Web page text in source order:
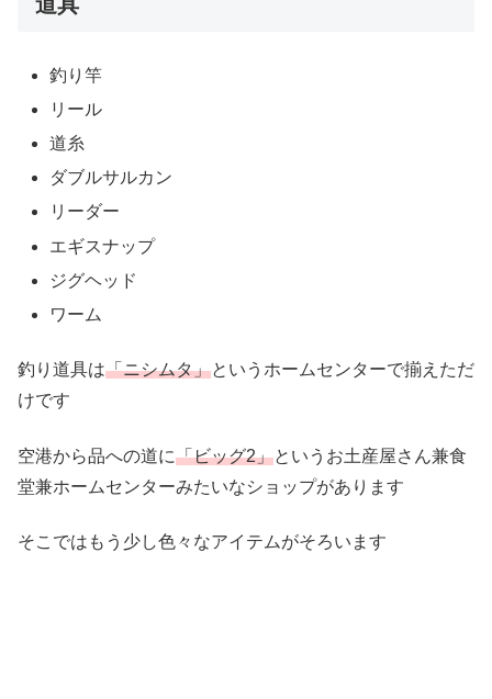
道具
釣り竿
リール
道糸
ダブルサルカン
リーダー
エギスナップ
ジグヘッド
ワーム
釣り道具は「ニシムタ」というホームセンターで揃えただ
けです
空港から品への道に「ビッグ2」というお土産屋さん兼食
堂兼ホームセンターみたいなショップがあります
そこではもう少し色々なアイテムがそろいます